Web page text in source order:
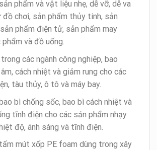
phẩm và vật liệu nhẹ, dễ vỡ, dễ va
đồ chơi, sản phẩm thủy tinh, sản
phẩm điện tử, sản phẩm may
và đồ uống.
các ngành công nghiệp, bao
cách nhiệt và giảm rung cho các
tàu thủy, ô tô và máy bay.
bì chống sốc, bao bì cách nhiệt và
tĩnh điện cho các sản phẩm nhạy
độ, ánh sáng và tĩnh điện.
mút xốp PE foam dùng trong xây